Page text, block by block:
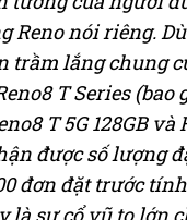
Reno nói riêng.
trầm lắng chung
T Series (bao
T 5G 128GB và
được số lượng
đơn đặt trước
là sự cổ vũ to lớn